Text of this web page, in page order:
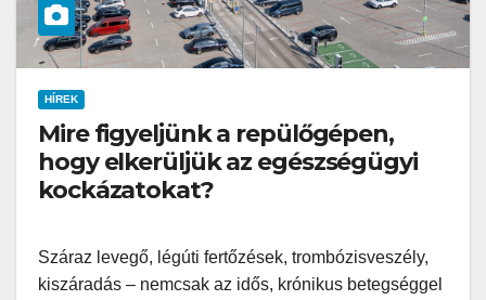
HÍREK
Mire figyeljünk a repülőgépen,
hogy elkerüljük az egészségügyi
kockázatokat?
Száraz levegő, légúti fertőzések, trombózisveszély,
kiszáradás – nemcsak az idős, krónikus betegséggel